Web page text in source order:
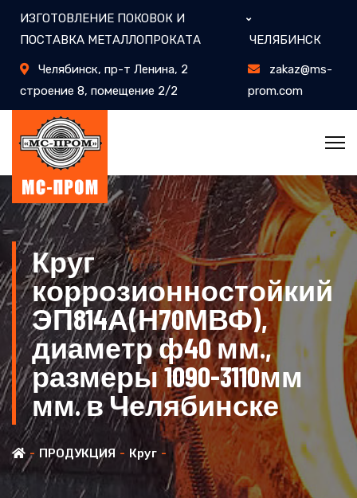
ИЗГОТОВЛЕНИЕ ПОКОВОК И
ПОСТАВКА МЕТАЛЛОПРОКАТА
ЧЕЛЯБИНСК
Челябинск, пр-т Ленина, 2
строение 8, помещение 2/2
zakaz@ms-
prom.com
Круг
коррозионностойкий
ЭП814А(Н70МВФ),
диаметр ф40 мм.,
размеры 1090-3110мм
мм. в Челябинске
ПРОДУКЦИЯ Круг